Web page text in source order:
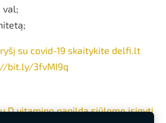
val;
su covid-19 skaitykite delfi.lt
bit.ly/3fvMI9q
D vitamino papildą siūlome įsigyti